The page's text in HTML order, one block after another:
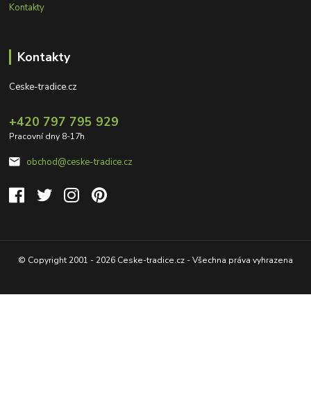
Kontakty
Kontakty
Ceske-tradice.cz
+420 797 795 929
Pracovní dny 8-17h
obchod@ceske-tradice.cz
© Copyright 2001 - 2026 Ceske-tradice.cz - Všechna práva vyhrazena